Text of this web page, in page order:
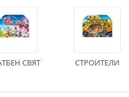
СВЯТ СТРОИТЕЛИ